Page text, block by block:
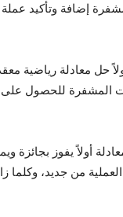
إضافة وتأكيد
حل معادلة رياضية
المشفرة للحصول
أولاً يفوز بجائزة
العملية من جديد، وكلما